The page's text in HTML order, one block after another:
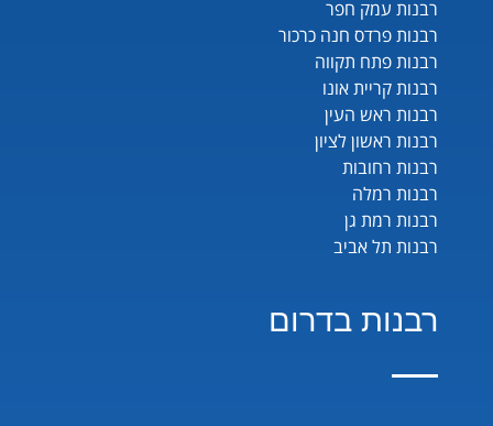
רבנות עמק חפר
רבנות פרדס חנה כרכור
רבנות פתח תקווה
רבנות קריית אונו
רבנות ראש העין
רבנות ראשון לציון
רבנות רחובות
רבנות רמלה
רבנות רמת גן
רבנות תל אביב
רבנות בדרום